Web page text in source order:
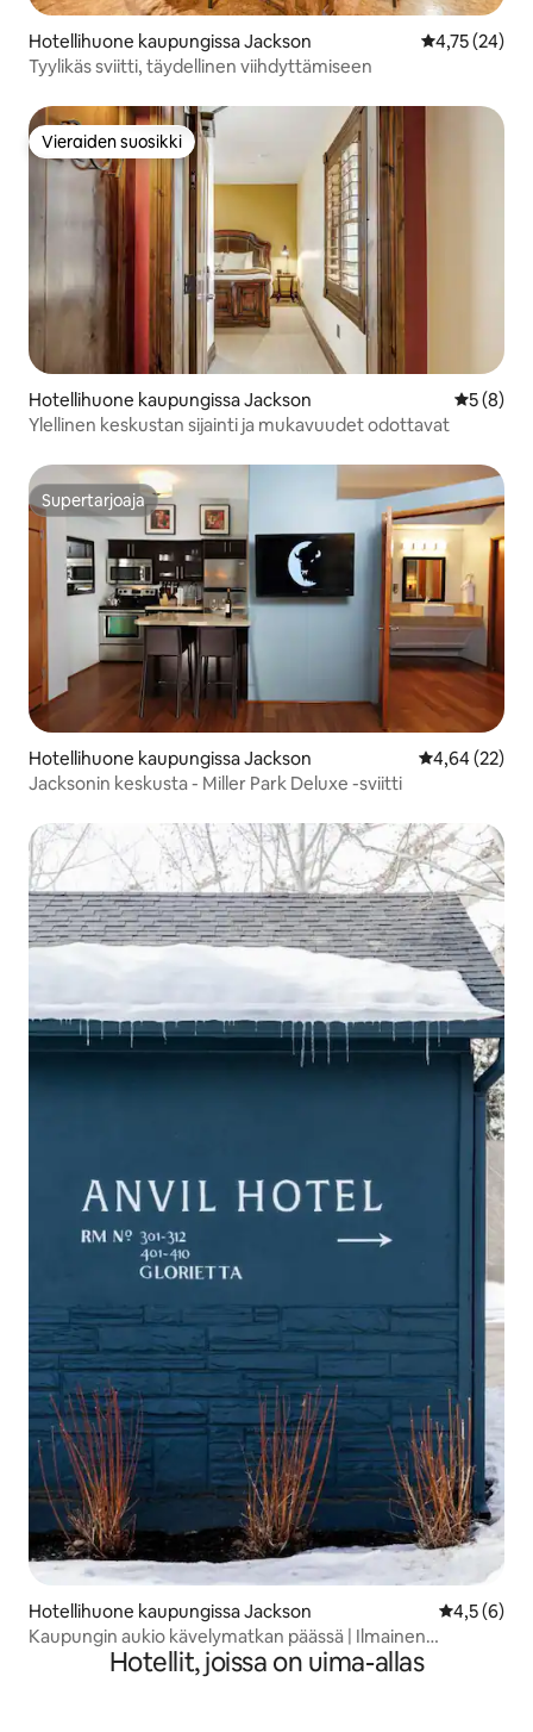
Hotellihuone kaupungissa Jackson
4,75 (24)
Tyylikäs sviitti, täydellinen viihdyttämiseen
Vieraiden suosikki
Vieraiden suosikki
Hotellihuone kaupungissa Jackson
5 (8)
Ylellinen keskustan sijainti ja mukavuudet odottavat
Supertarjoaja
Supertarjoaja
Hotellihuone kaupungissa Jackson
4,64 (22)
Jacksonin keskusta - Miller Park Deluxe -sviitti
Hotellihuone kaupungissa Jackson
4,5 (6)
Kaupungin aukio kävelymatkan päässä | Ilmainen
pysäköinti. Pyörät ja ruokailu
Hotellit, joissa on uima-allas